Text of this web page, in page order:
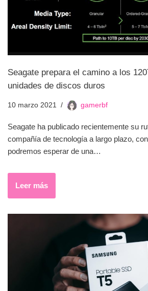
Seagate prepara el camino a los
unidades de discos duros
10 marzo 2021 gamerbf
Seagate ha publicado recientemente su
compañía de tecnología a largo plazo,
podremos esperar de una…
Leer más